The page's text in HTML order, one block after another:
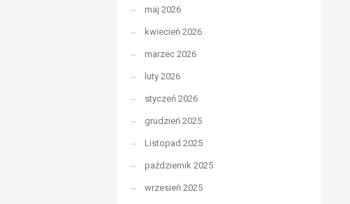
maj 2026
kwiecień 2026
marzec 2026
luty 2026
styczeń 2026
grudzień 2025
Listopad 2025
październik 2025
wrzesień 2025